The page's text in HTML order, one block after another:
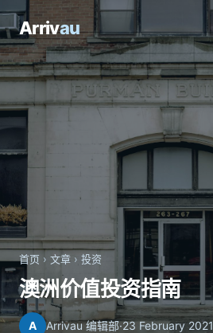
Arrivau
首页 › 文章 › 投资
澳洲价值投资指南
A Arrivau 编辑部·23 February 2021